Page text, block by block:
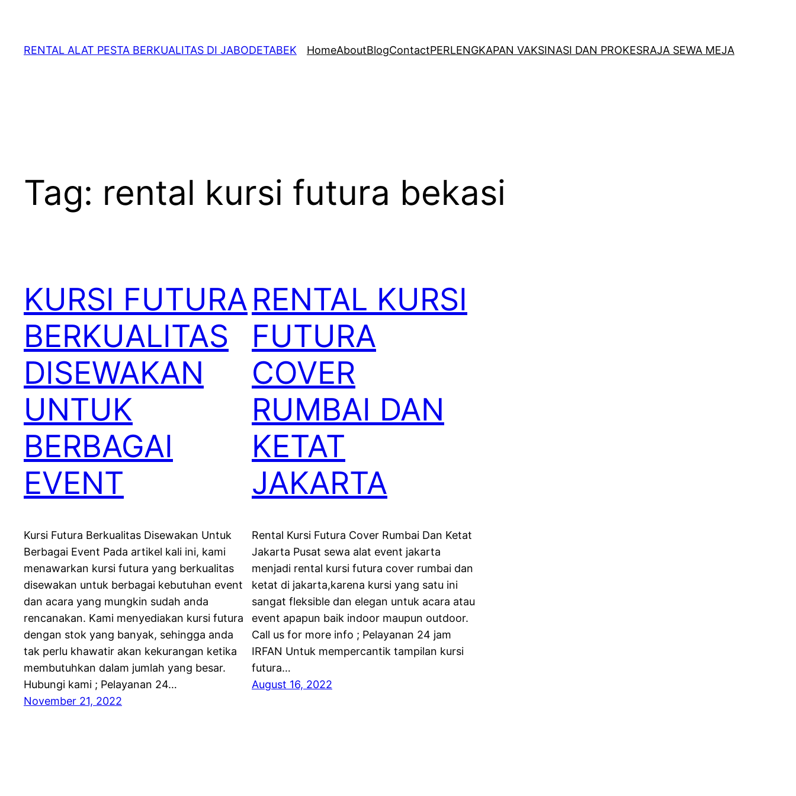
RENTAL ALAT PESTA BERKUALITAS DI JABODETABEK HomeAboutBlogContactPERLENGKAPAN VAKSINASI DAN PROKESRAJA SEWA MEJA
Tag: rental kursi futura bekasi
KURSI FUTURA
BERKUALITAS
DISEWAKAN
UNTUK
BERBAGAI
EVENT
Kursi Futura Berkualitas Disewakan Untuk
Berbagai Event Pada artikel kali ini, kami
menawarkan kursi futura yang berkualitas
disewakan untuk berbagai kebutuhan event
dan acara yang mungkin sudah anda
rencanakan. Kami menyediakan kursi futura
dengan stok yang banyak, sehingga anda
tak perlu khawatir akan kekurangan ketika
membutuhkan dalam jumlah yang besar.
Hubungi kami ; Pelayanan 24…
November 21, 2022
RENTAL KURSI
FUTURA
COVER
RUMBAI DAN
KETAT
JAKARTA
Rental Kursi Futura Cover Rumbai Dan Ketat
Jakarta Pusat sewa alat event jakarta
menjadi rental kursi futura cover rumbai dan
ketat di jakarta,karena kursi yang satu ini
sangat fleksible dan elegan untuk acara atau
event apapun baik indoor maupun outdoor.
Call us for more info ; Pelayanan 24 jam
IRFAN Untuk mempercantik tampilan kursi
futura…
August 16, 2022